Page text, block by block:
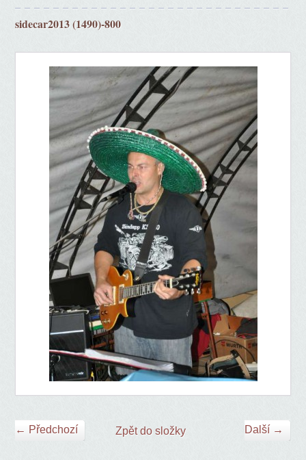
sidecar2013 (1490)-800
← Předchozí Další →
Zpět do složky